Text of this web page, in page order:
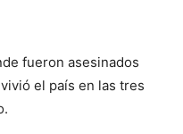
fueron asesinados
el país en las tres